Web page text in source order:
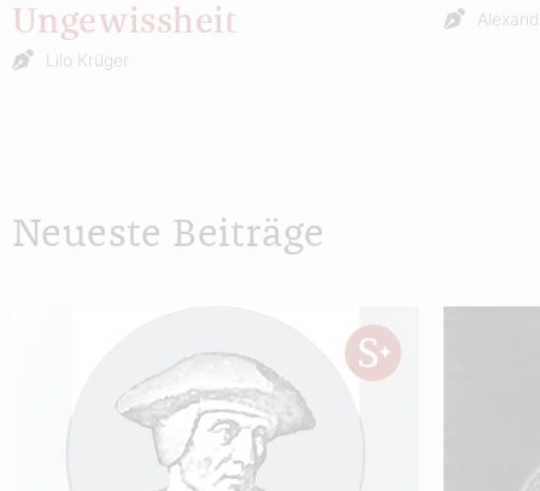
Ungewissheit
Lilo Krüger
Neueste Beiträge